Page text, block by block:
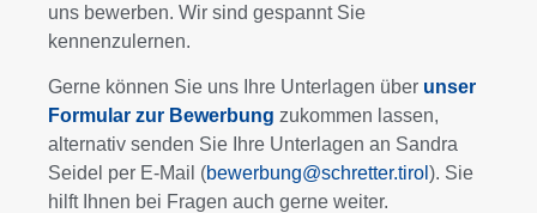
uns bewerben. Wir sind gespannt Sie
kennenzulernen.
Gerne können Sie uns Ihre Unterlagen über unser
Formular zur Bewerbung zukommen lassen,
alternativ senden Sie Ihre Unterlagen an Sandra
Seidel per E-Mail (bewerbung@schretter.tirol ). Sie
hilft Ihnen bei Fragen auch gerne weiter.